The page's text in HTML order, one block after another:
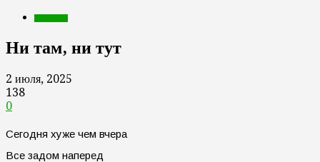
Ни там, ни тут
2 июля, 2025
138
0
Сегодня хуже чем вчера
Все задом наперед